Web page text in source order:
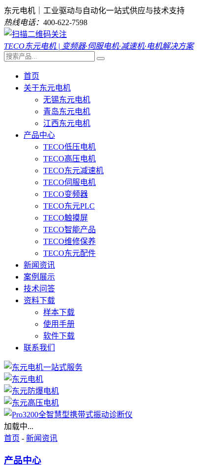
东元电机｜工业驱动与自动化一站式供应与技术支持
热线电话： 400-622-7598
TECO东元电机 | 变频器·伺服电机·减速机·电机解决方案
首页
关于东元电机
无锡东元电机
青岛东元电机
江西东元电机
产品中心
TECO低压电机
TECO高压电机
TECO东元减速机
TECO伺服电机
TECO变频器
TECO东元PLC
TECO触摸屏
TECO智能产品
TECO维修保养
TECO东元配件
新闻资讯
案例展示
技术问答
资料下载
样本下载
使用手册
软件下载
联系我们
加载中...
首页 - 新闻资讯
产品中心